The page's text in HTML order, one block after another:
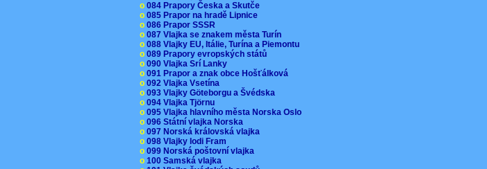
o 084 Prapory Česka a Skutče
o 085 Prapor na hradě Lipnice
o 086 Prapor SSSR
o 087 Vlajka se znakem města Turín
o 088 Vlajky EU, Itálie, Turína a Piemontu
o 089 Prapory evropských států
o 090 Vlajka Srí Lanky
o 091 Prapor a znak obce Hošťálková
o 092 Vlajka Vsetína
o 093 Vlajky Göteborgu a Švédska
o 094 Vlajka Tjörnu
o 095 Vlajka hlavního města Norska Oslo
o 096 Státní vlajka Norska
o 097 Norská královská vlajka
o 098 Vlajky lodi Fram
o 099 Norská poštovní vlajka
o 100 Samská vlajka